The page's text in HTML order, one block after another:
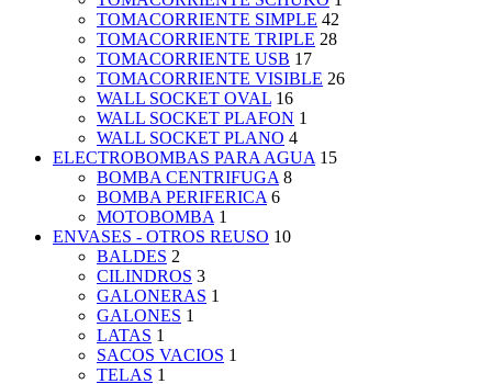
TOMACORRIENTE SIMPLE 42
TOMACORRIENTE TRIPLE 28
TOMACORRIENTE USB 17
TOMACORRIENTE VISIBLE 26
WALL SOCKET OVAL 16
WALL SOCKET PLAFON 1
WALL SOCKET PLANO 4
ELECTROBOMBAS PARA AGUA 15
BOMBA CENTRIFUGA 8
BOMBA PERIFERICA 6
MOTOBOMBA 1
ENVASES - OTROS REUSO 10
BALDES 2
CILINDROS 3
GALONERAS 1
GALONES 1
LATAS 1
SACOS VACIOS 1
TELAS 1